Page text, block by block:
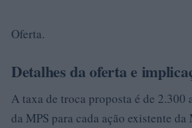
Oferta.
Detalhes da oferta e
A taxa de troca proposta é de 2.300
da MPS para cada ação existente